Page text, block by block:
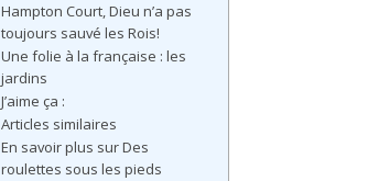
Hampton Court, Dieu n’a pas
toujours sauvé les Rois!
Une folie à la française : les
jardins
J’aime ça :
Articles similaires
En savoir plus sur Des
roulettes sous les pieds